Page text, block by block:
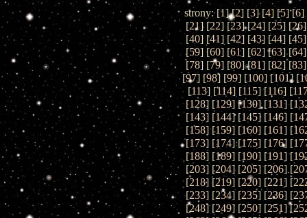
strony: [1] [2] [3] [4] [5] [6]
[21] [22] [23] [24] [25] [26
[40] [41] [42] [43] [44] [45
[59] [60] [61] [62] [63] [64
[78] [79] [80] [81] [82] [83
[97] [98] [99] [100] [101] [
[113] [114] [115] [116] [
[128] [129] [130] [131] [
[143] [144] [145] [146] [
[158] [159] [160] [161] [
[173] [174] [175] [176] [
[188] [189] [190] [191] [
[203] [204] [205] [206] [
[218] [219] [220] [221] [
[233] [234] [235] [236] [
[248] [249] [250] [251] [